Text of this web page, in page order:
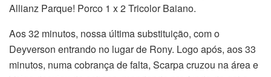
Allianz Parque! Porco 1 x 2 Tricolor Baiano.
Aos 32 minutos, nossa última substituição, com o
Deyverson entrando no lugar de Rony. Logo após, aos 33
minutos, numa cobrança de falta, Scarpa cruzou na área e